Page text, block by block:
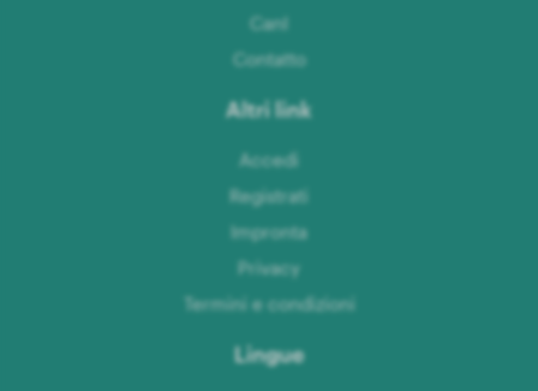
CanI
Contatto
Altri link
Accedi
Registrati
Impronta
Privacy
Termini e condizioni
Lingue